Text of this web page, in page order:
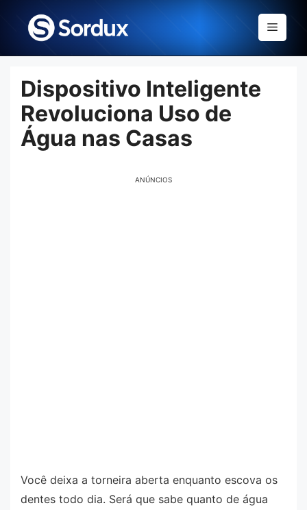
content
Menu
Dispositivo Inteligente
Revoluciona Uso de
Água nas Casas
ANÚNCIOS
Você deixa a torneira aberta enquanto escova os
dentes todo dia. Será que sabe quanto de água